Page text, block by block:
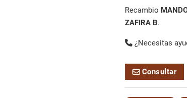
Recambio
ZAFIRA B.
¿Necesitas
Consultar